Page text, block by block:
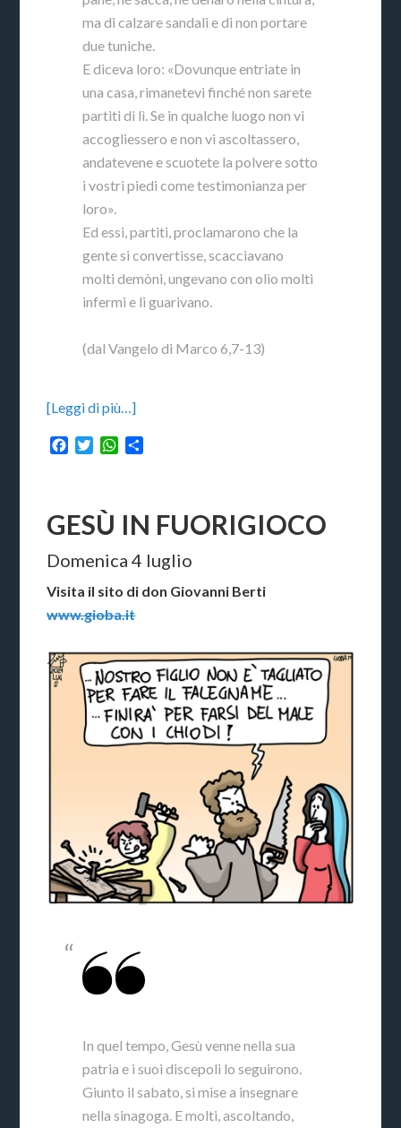
ma di calzare sandali e di non portare
due tuniche.
E diceva loro: «Dovunque entriate in
una casa, rimanetevi finché non sarete
partiti di lì. Se in qualche luogo non vi
accogliessero e non vi ascoltassero,
andatevene e scuotete la polvere sotto
i vostri piedi come testimonianza per
loro».
Ed essi, partiti, proclamarono che la
gente si convertisse, scacciavano
molti demòni, ungevano con olio molti
infermi e li guarivano.
(dal Vangelo di Marco 6,7-13)
[Leggi di più…]
Facebook
TwitterWhatsApp
GESÙ IN FUORIGIOCO
Domenica 4 luglio
Visita il sito di don Giovanni Berti
www.gioba.it
In quel tempo, Gesù venne nella sua
patria e i suoi discepoli lo seguirono.
Giunto il sabato, si mise a insegnare
nella sinagoga. E molti, ascoltando,